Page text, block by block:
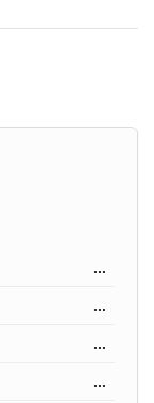
...
...
...
...